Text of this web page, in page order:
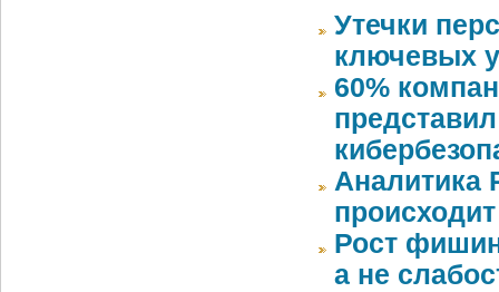
Утечки
ключевых
60%
Аналитика
Рост
а не